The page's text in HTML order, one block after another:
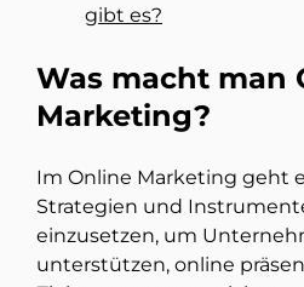
gibt es?
Was macht man
Marketing?
Im Online Marketing geht
Strategien und
einzusetzen, um
unterstützen, online